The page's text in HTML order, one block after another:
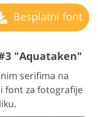
Besplatni font
"Aquataken"
serifima na
font za fotografije